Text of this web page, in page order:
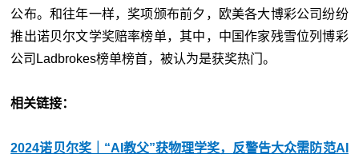
公布。和往年一样，奖项颁布前夕，欧美各大博彩公司纷纷
推出诺贝尔文学奖赔率榜单，其中，中国作家残雪位列博彩
公司Ladbrokes榜单榜首，被认为是获奖热门。
相关链接：
2024诺贝尔奖｜“AI教父”获物理学奖，反警告大众需防范AI